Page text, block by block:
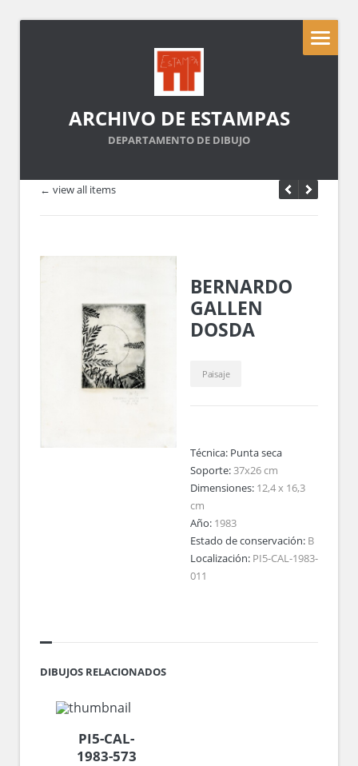
ARCHIVO DE ESTAMPAS
DEPARTAMENTO DE DIBUJO
← view all items
BERNARDO
GALLEN
DOSDA
Paisaje
Técnica: Punta seca
Soporte:37x26 cm
Dimensiones: 12,4 x 16,3
cm
Año: 1983
Estado de conservación: B
Localización: PI5-CAL-1983-
011
DIBUJOS RELACIONADOS
PI5-CAL-
1983-573